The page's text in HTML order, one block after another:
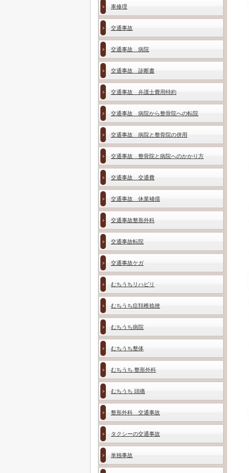
車修理
交通事故
交通事故 病院
交通事故 診断書
交通事故 弁護士費用特約
交通事故 病院から整骨院への転院
交通事故 病院と整骨院の併用
交通事故 整骨院と病院へのかかり方
交通事故 交通費
交通事故 休業補償
交通事故整形外科
交通事故転院
交通事故ケガ
むちうちリハビリ
むちうち症頚椎捻挫
むちうち病院
むちうち整体
むちうち 整形外科
むちうち 頭痛
整形外科 交通事故
タクシーの交通事故
単独事故